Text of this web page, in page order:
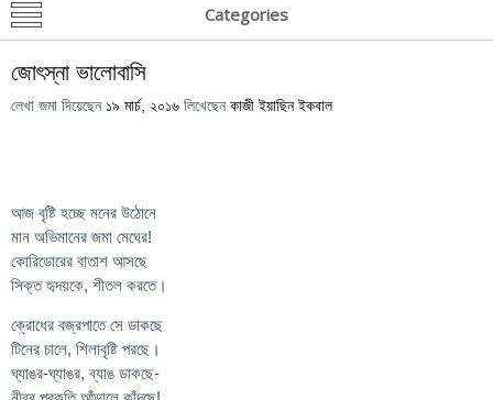
Categories
জোৎস্না ভালোবাসি
লেখা জমা দিয়েছেন ১৯ মার্চ, ২০১৬ লিখেছেন কাজী ইয়াছিন ইকবাল
আজ বৃষ্টি হচ্ছে মনের উঠোনে
মান অভিমানের জমা মেঘের!
কোরিডোরের বাতাশ আসছে
সিক্ত হৃদয়কে, শীতল করতে।
ক্রোধের বজ্রপাতে সে ডাকছে
টিনের চালে, শিলাবৃষ্টি পরছে।
ঘ্যাঙর-ঘ্যাঙর, ব্যাঙ ডাকছে-